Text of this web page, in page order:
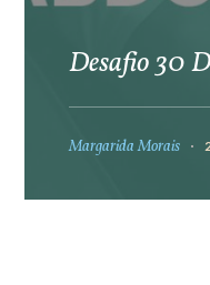
Desafio 30
Margarida Morais